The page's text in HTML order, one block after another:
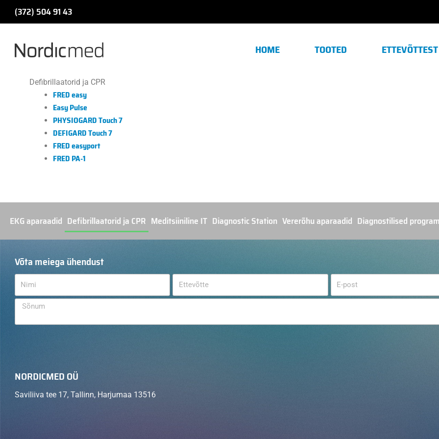
(372) 504 91 43​
HOME TOOTED ETTEVÕTTEST
Defibrillaatorid ja CPR
FRED easy
Easy Pulse
PHYSIOGARD Touch 7
DEFIGARD Touch 7
FRED easyport
FRED PA-1
EKG aparaadid Defibrillaatorid ja CPR Meditsiiniline IT Diagnostic Station Vererõhu aparaadid Diagnostilised
Võta meiega ühendust
NORDICMED OÜ
Saviliiva tee 17, Tallinn, Harjumaa 13516